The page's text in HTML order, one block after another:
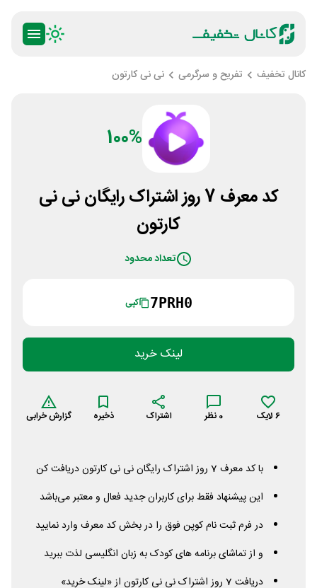
کانال تخفیف تفریح و سرگرمی نی نی کارتون
100%
کد معرف 7 روز اشتراک رایگان نی نی
کارتون
تعداد محدود
7PRH0 کپی
لینک خرید
6 لایک 0 نظر اشتراک ذخیره گزارش خرابی
با کد معرف 7 روز اشتراک رایگان نی نی کارتون دریافت کن
این پیشنهاد فقط برای کاربران جدید فعال و معتبر می‌باشد
در فرم ثبت نام کوپن فوق را در بخش کد معرف وارد نمایید
و از تماشای برنامه های کودک به زبان انگلیسی لذت ببرید
دریافت 7 روز اشتراک نی نی کارتون از «لینک خرید»